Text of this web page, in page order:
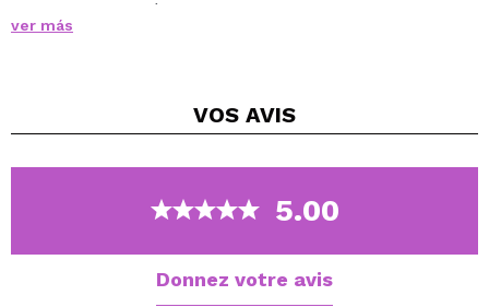
Contient une sélection soigneusement choisie de
nuances polyvalentes et complémentaires, vous
Donnez vie à votre look et montrez votre style unique
ver más
VOS AVIS
5.00
Donnez votre avis